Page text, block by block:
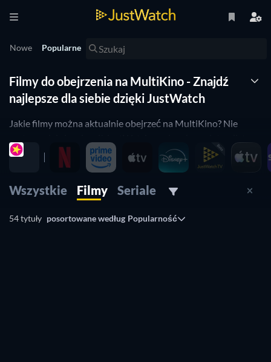
Nowe Popularne
Filmy do obejrzenia na MultiKino - Znajdź
najlepsze dla siebie dzięki JustWatch
Jakie filmy można aktualnie obejrzeć na MultiKino? Nie
filmów dostępnych na MultiKino. Posortowaliśmy je według
popularności, dzięki czemu możesz wybrać najlepsze filmy
dostępne na MultiKino lub filmy komediowe dostępne na
wybrać ten spełniający twoje oczekiwania. Tak, to takie
Wszystkie Filmy Seriale
54 tytuły posortowane według Popularność